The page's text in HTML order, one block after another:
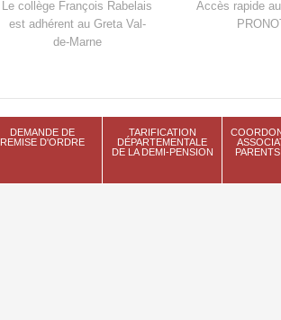
Le collège François Rabelais
est adhérent au Greta Val-
de-Marne
Accès rapide
DEMANDE DE
REMISE D'ORDRE
TARIFICATION
DÉPARTEMENTALE
DE LA DEMI-PENSION